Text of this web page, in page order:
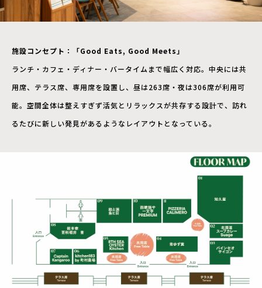
施設コンセプト：「Good Eats, Good Meets」
ランチ・カフェ・ディナー・バータイムまで幅広く対応。中央には共
用席、テラス席、専用席を設置し、昼は263席・夜は306席が利用可
能。空間全体は整えすぎず活気とリラックスが共存する設計で、訪れ
るたびに新しい発見があるようなレイアウトとなっている。